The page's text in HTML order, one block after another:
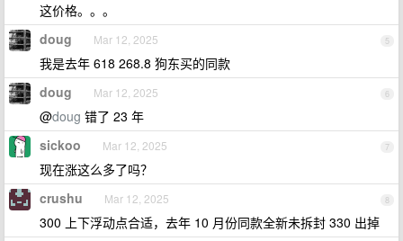
这价格。。。
5
doug Mar 12, 2025
我是去年 618 268.8 狗东买的同款
6
doug Mar 12, 2025
@doug 错了 23 年
7
sickoo Mar 12, 2025
现在涨这么多了吗？
8
crushu Mar 12, 2025
300 上下浮动点合适，去年 10 月份同款全新未拆封 330 出掉